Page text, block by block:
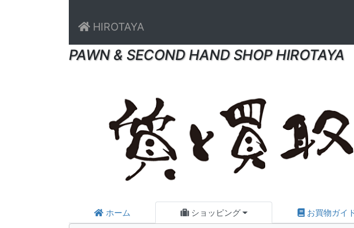
HIROTAYA
PAWN & SECOND HAND SHOP HIROTAYA
ホーム ショッピング お買物ガイ